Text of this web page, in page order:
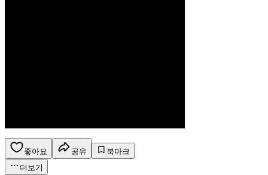
좋아요 공유
북마크
더보기